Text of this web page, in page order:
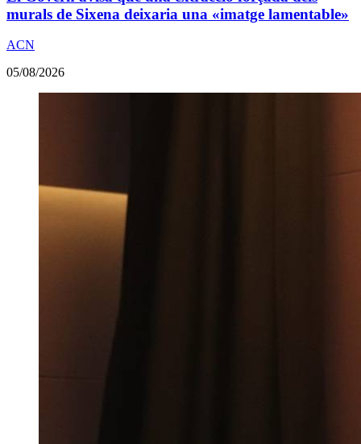
murals de Sixena deixaria una «imatge lamentable»
ACN
05/08/2026